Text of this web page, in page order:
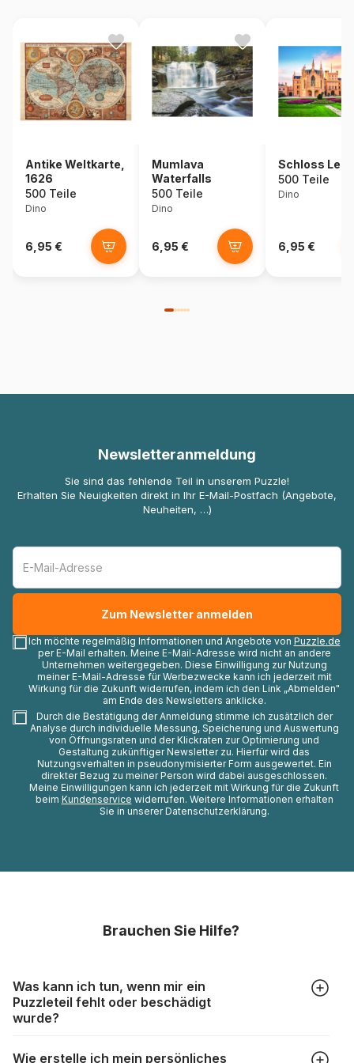
Antike Weltkarte,
1626
500 Teile
Dino
6,95 €
Mumlava
Waterfalls
500 Teile
Dino
6,95 €
Schloss
500 Teile
Dino
6,95 €
Newsletteranmeldung
Sie sind das fehlende Teil in unserem Puzzle!
Erhalten Sie Neuigkeiten direkt in Ihr E-Mail-Postfach (Angebote,
Neuheiten, …)
Ich möchte regelmäßig Informationen und Angebote von Puzzle.de
per E-Mail erhalten. Meine E-Mail-Adresse wird nicht an andere
Unternehmen weitergegeben. Diese Einwilligung zur Nutzung
meiner E-Mail-Adresse für Werbezwecke kann ich jederzeit mit
Wirkung für die Zukunft widerrufen, indem ich den Link „Abmelden"
am Ende des Newsletters anklicke.
Durch die Bestätigung der Anmeldung stimme ich zusätzlich der
Analyse durch individuelle Messung, Speicherung und Auswertung
von Öffnungsraten und der Klickraten zur Optimierung und
Gestaltung zukünftiger Newsletter zu. Hierfür wird das
Nutzungsverhalten in pseudonymisierter Form ausgewertet. Ein
direkter Bezug zu meiner Person wird dabei ausgeschlossen.
Meine Einwilligungen kann ich jederzeit mit Wirkung für die Zukunft
beim Kundenservice widerrufen. Weitere Informationen erhalten
Sie in unserer Datenschutzerklärung.
Brauchen Sie Hilfe?
Was kann ich tun, wenn mir ein
Puzzleteil fehlt oder beschädigt
wurde?
Wie erstelle ich mein persönliches